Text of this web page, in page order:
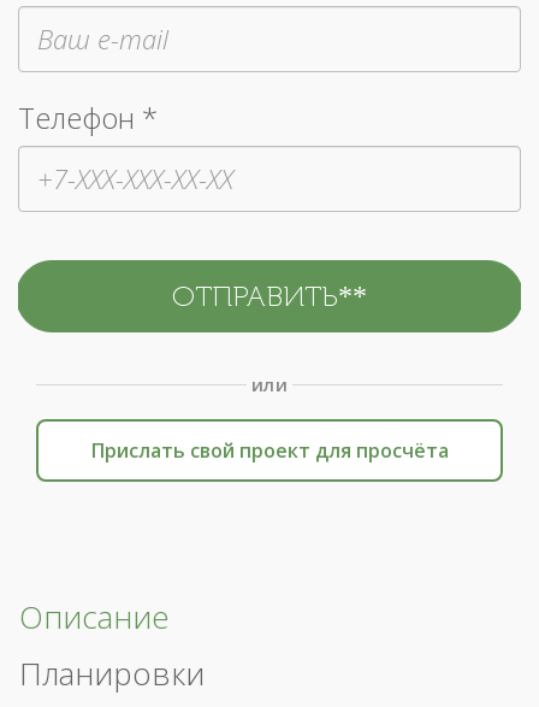
Телефон *
или
Прислать свой проект для просчёта
Описание
Планировки